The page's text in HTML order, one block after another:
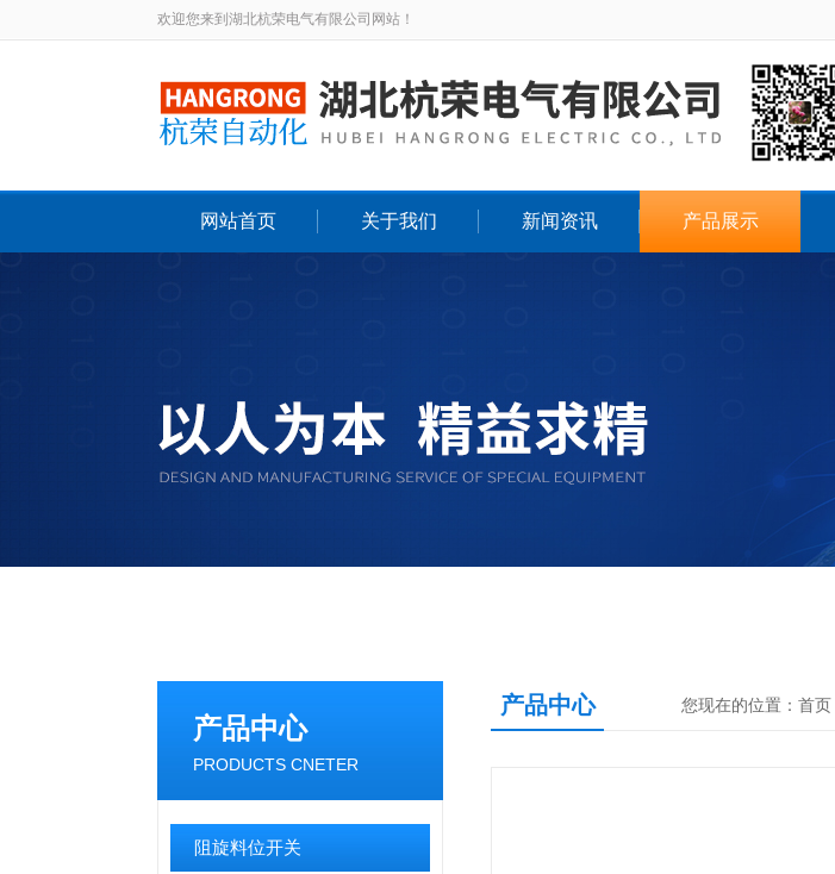
欢迎您来到湖北杭荣电气有限公司网站！
网站首页 关于我们 新闻资讯 产品展示
产品中心
PRODUCTS CNETER
阻旋料位开关
产品中心 您现在的位置： 首页